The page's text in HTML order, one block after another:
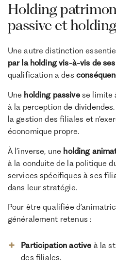
Holding
passive et
Une autre distinction
par la holding vis-à-vis de
qualification a des
Une holding passivese limite
à la perception de
la gestion des filiales et
économique propre.
À l’inverse, une holding
à la conduite de la politique
services spécifiques à ses
dans leur stratégie.
Pour être qualifiée
généralement retenus :
Participation active à la
des filiales.